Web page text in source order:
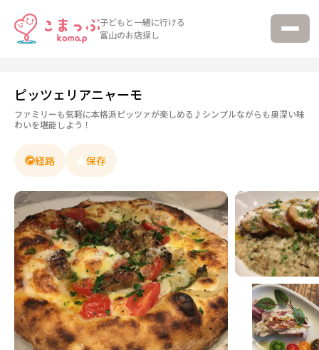
子どもと一緒に行ける
富山のお店探し
ピッツェリアニャーモ
ファミリーも気軽に本格派ピッツァが楽しめる♪シンプルながらも奥深い味
わいを堪能しよう！
経路 保存